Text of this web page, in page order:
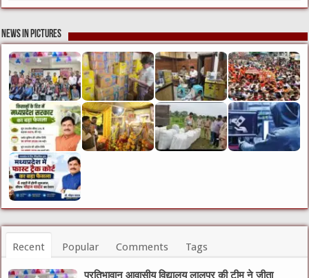
News in Pictures
Recent Popular Comments Tags